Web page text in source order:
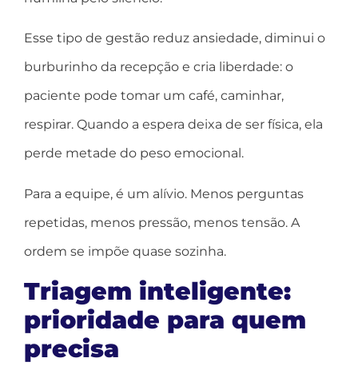
Esse tipo de gestão reduz ansiedade, diminui o
burburinho da recepção e cria liberdade: o
paciente pode tomar um café, caminhar,
respirar. Quando a espera deixa de ser física, ela
perde metade do peso emocional.
Para a equipe, é um alívio. Menos perguntas
repetidas, menos pressão, menos tensão. A
ordem se impõe quase sozinha.
Triagem inteligente:
prioridade para quem
precisa